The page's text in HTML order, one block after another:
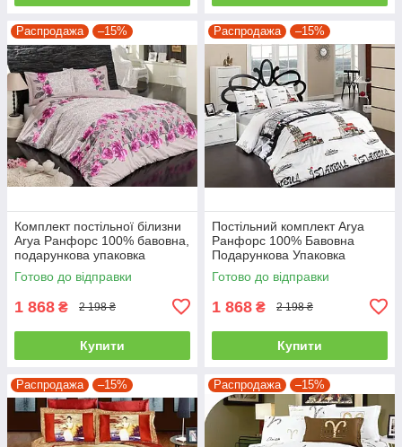
Распродажа –15%
Комплект постільної білизни
Arya Ранфорс 100% бавовна,
подарункова упаковка
полуторний
Готово до відправки
1 868 ₴ 2 198 ₴
Купити
Распродажа –15%
Постільний комплект Arya
Ранфорс 100% Бавовна
Подарункова Упаковка
полуторний
Готово до відправки
1 868 ₴ 2 198 ₴
Купити
Распродажа –15% Распродажа –15%